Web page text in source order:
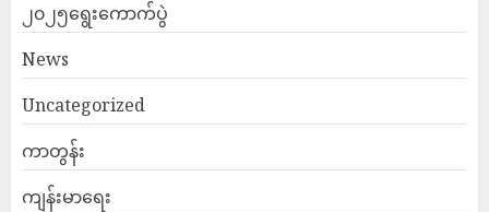
၂၀၂၅ရွေးကောက်ပွဲ
News
Uncategorized
ကာတွန်း
ကျန်းမာရေး